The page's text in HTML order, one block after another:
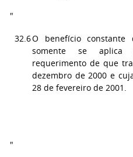
"
32.6O benefício
somente se aplica
requerimento de que
dezembro de 2000 e
28 de fevereiro de 2001.
"